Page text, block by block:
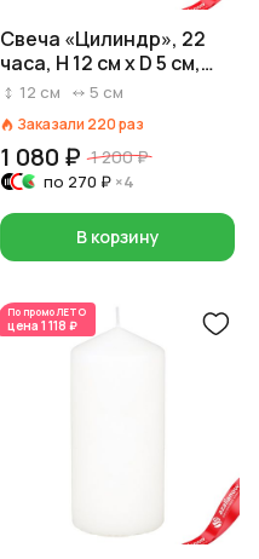
Свеча «Цилиндр», 22
часа, H 12 см x D 5 см,
кремовый
12 см 5 см
Заказали 220раз
1 080 ₽ 1 200 ₽
по 270 ₽ ×4
В корзину
По промоЛЕТО
цена 1 118 ₽